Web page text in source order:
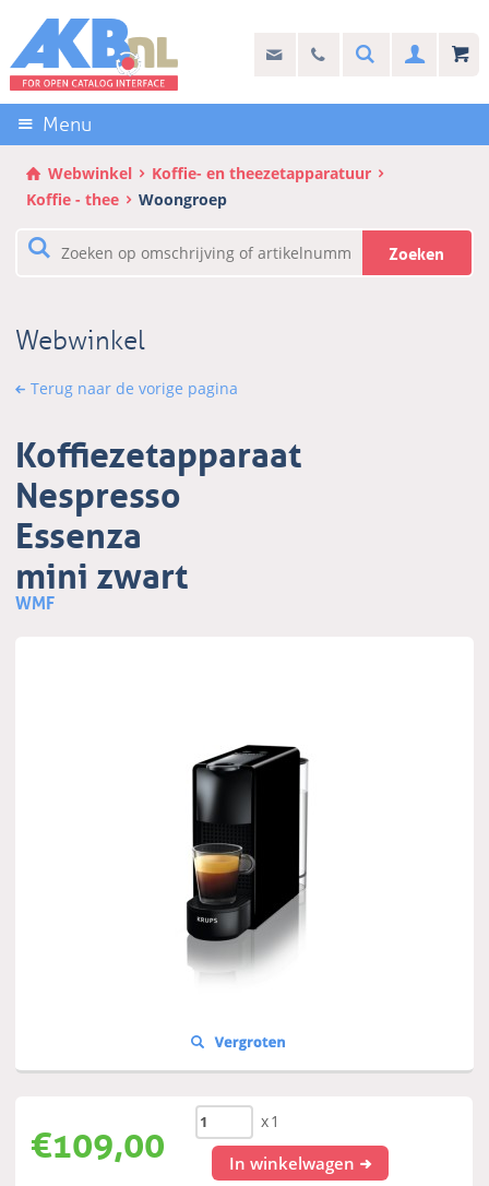
links
over
Direct
naar
de
inhoud
Direct
het
info@akb.nl
Stel uw vraag
030 69 50 814Search
Menu
Webwinkel
Koffie- en theezetapparatuur
Koffie - thee
Woongroep
Zoeken
Webwinkel
Terug naar de vorige pagina
Koffiezetapparaat
Nespresso
Essenza
mini zwart
WMF
€109,00 x1
In winkelwagen